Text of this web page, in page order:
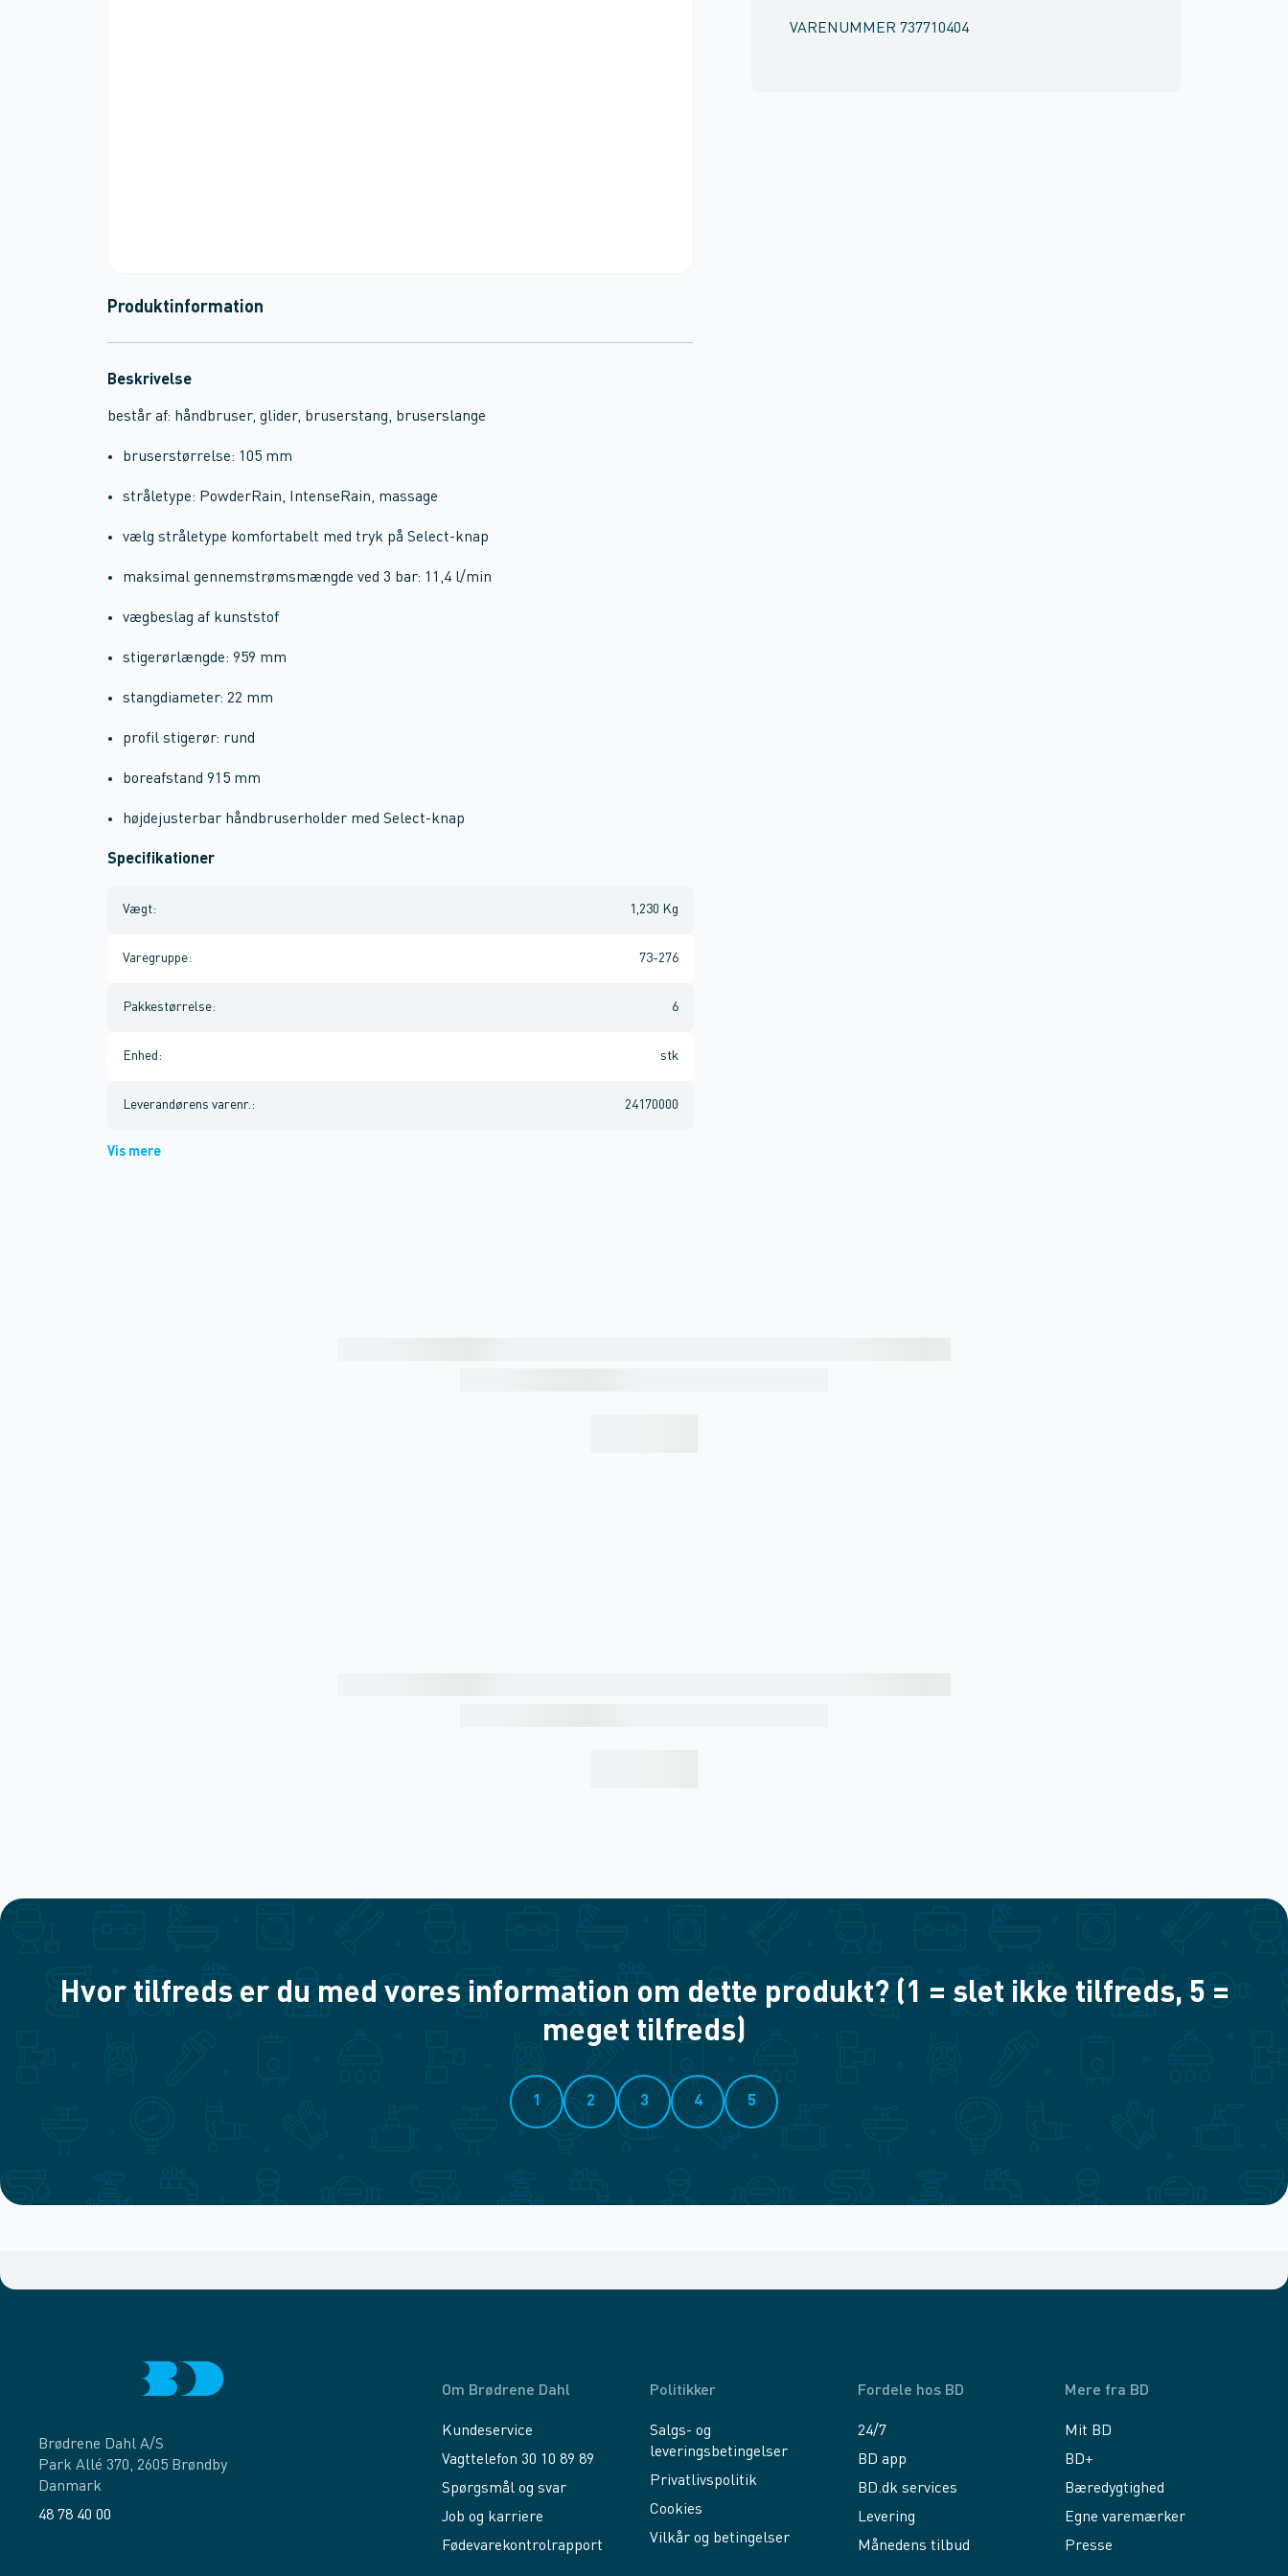
VARENUMMER 737710404
Produktinformation
Beskrivelse
består af: håndbruser, glider, bruserstang, bruserslange
bruserstørrelse: 105 mm
stråletype: PowderRain, IntenseRain, massage
vælg stråletype komfortabelt med tryk på Select-knap
maksimal gennemstrømsmængde ved 3 bar: 11,4 l/min
vægbeslag af kunststof
stigerørlængde: 959 mm
stangdiameter: 22 mm
profil stigerør: rund
boreafstand 915 mm
højdejusterbar håndbruserholder med Select-knap
Specifikationer
Vægt: 1,230 Kg
Varegruppe: 73-276
Pakkestørrelse: 6
Enhed : stk
Leverandørens varenr. : 24170000
Vis mere
Hvor tilfreds er du med vores information om dette produkt? (1 = slet ikke tilfreds, 5 =
meget tilfreds)
1 2 3 4 5
Brødrene Dahl A/S
Park Allé 370, 2605 Brøndby
Danmark
48 78 40 00
Om Brødrene Dahl
Kundeservice
Vagttelefon 30 10 89 89
Spørgsmål og svar
Job og karriere
Fødevarekontrolrapport
Politikker
Salgs- og
leveringsbetingelser
Privatlivspolitik
Cookies
Vilkår og betingelser
Fordele hos BD
24/7
BD app
BD.dk services
Levering
Månedens tilbud
Mere fra BD
Mit BD
BD+
Bæredygtighed
Egne varemærker
Presse